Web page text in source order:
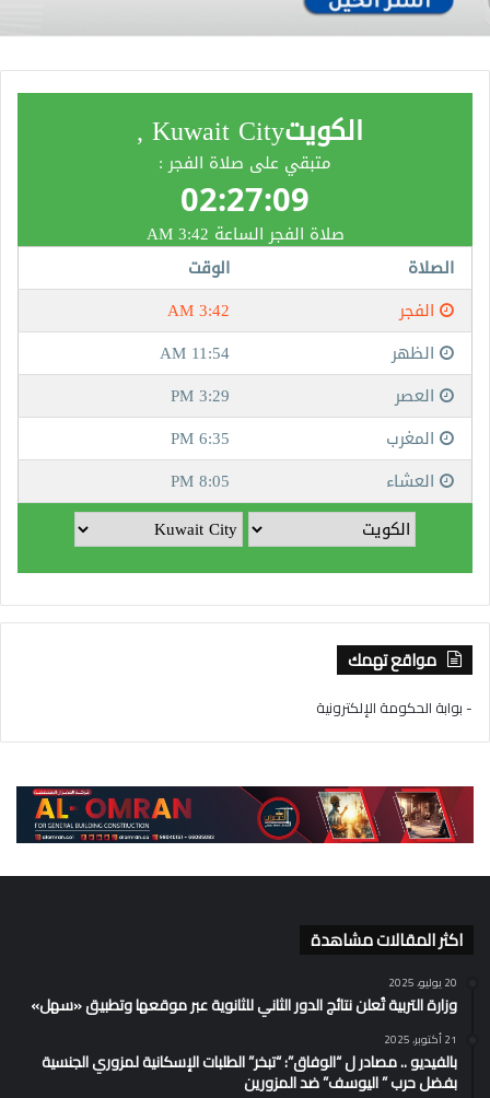
مواقع تهمك
- بوابة الحكومة الإلكترونية
اكثر المقالات مشاهدة
20 يوليو، 2025
وزارة التربية تُعلن نتائج الدور الثاني للثانوية عبر موقعها وتطبيق «سهل»
21 أكتوبر، 2025
بالفيديو .. مصادر ل “الوفاق”: “تبخر” الطلبات الإسكانية لمزوري الجنسية
بفضل حرب ” اليوسف” ضد المزورين